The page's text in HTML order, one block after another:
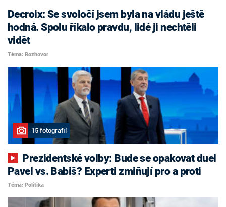
Decroix: Se svoločí jsem byla na vládu ještě
hodná. Spolu říkalo pravdu, lidé ji nechtěli
vidět
Téma: Rozhovor
15 fotografií
Pavel vs. Babiš? Experti zmiňují pro a proti
Téma: Politika